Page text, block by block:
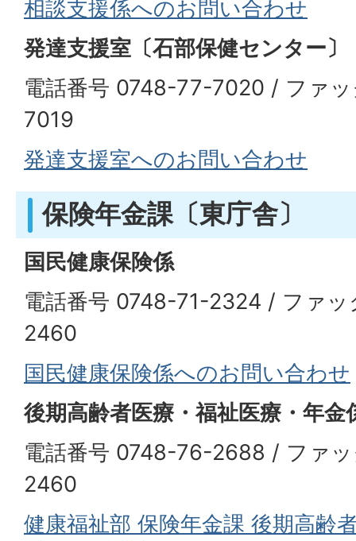
相談支援係へのお問い合わせ
発達支援室〔石部保健センター〕
電話番号 0748-77-7020 / ファ
7019
発達支援室へのお問い合わせ
保険年金課〔東庁舎〕
国民健康保険係
電話番号 0748-71-2324 / ファ
2460
国民健康保険係へのお問い合わせ
後期高齢者医療・福祉医療・年金
電話番号 0748-76-2688 / ファ
2460
健康福祉部 保険年金課 後期高齢